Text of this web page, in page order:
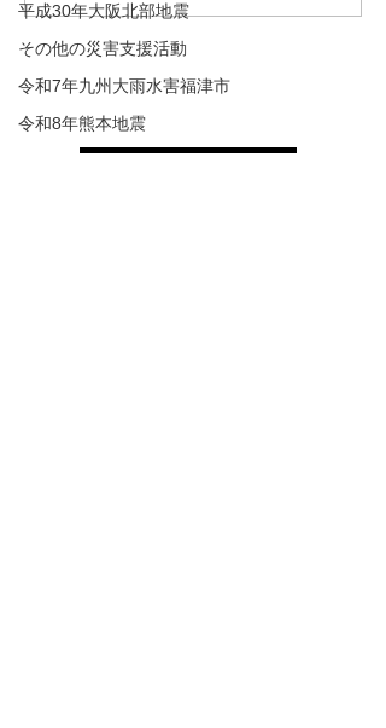
平成30年大阪北部地震
その他の災害支援活動
令和7年九州大雨水害福津市
令和8年熊本地震
地の活動の様子を取材い
ただきました
協賛団体・企業